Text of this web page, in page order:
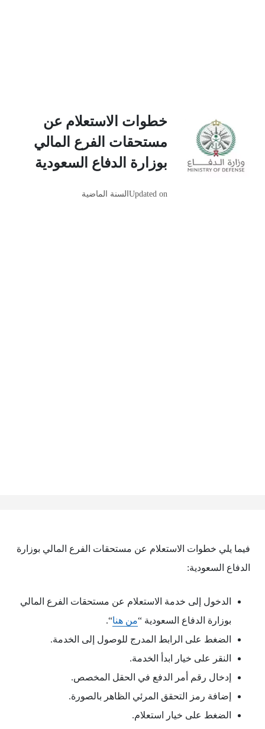
خطوات الاستعلام عن
مستحقات الفرع المالي
بوزارة الدفاع السعودية
Updated onالسنة الماضية
فيما يلي خطوات الاستعلام عن مستحقات الفرع المالي بوزارة
الدفاع السعودية:
الدخول إلى خدمة الاستعلام عن مستحقات الفرع المالي
بوزارة الدفاع السعودية “من هنا“.
الضغط على الرابط المدرج للوصول إلى الخدمة.
النقر على خيار ابدأ الخدمة.
إدخال رقم أمر الدفع في الحقل المخصص.
إضافة رمز التحقق المرئي الظاهر بالصورة.
الضغط على خيار استعلام.